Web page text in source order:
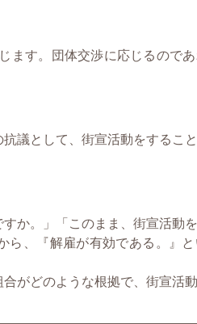
す。団体交渉に応じるので
議として、街宣活動をするこ
か。」「このまま、街宣活動
ら、『解雇が有効である。』
がどのような根拠で、街宣活